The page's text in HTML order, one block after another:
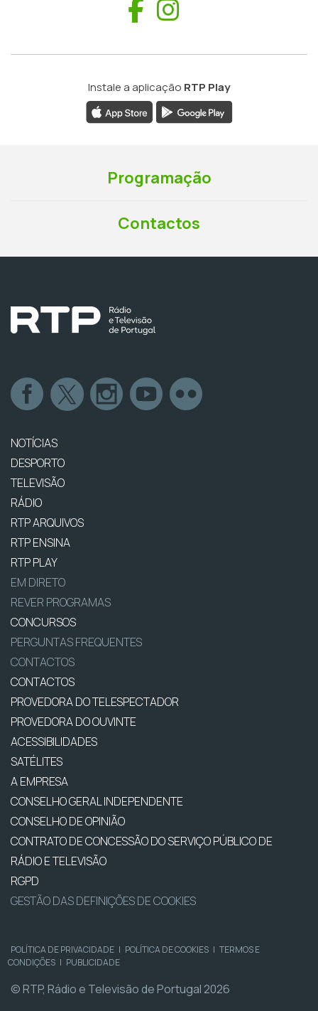
Facebook
Instale a aplicação RTP Play
Programação
Contactos
NOTÍCIAS
DESPORTO
TELEVISÃO
RÁDIO
RTP ARQUIVOS
RTP ENSINA
RTP PLAY
EM DIRETO
REVER PROGRAMAS
CONCURSOS
PERGUNTAS FREQUENTES
CONTACTOS
CONTACTOS
PROVEDORA DO TELESPECTADOR
PROVEDORA DO OUVINTE
ACESSIBILIDADES
SATÉLITES
A EMPRESA
CONSELHO GERAL INDEPENDENTE
CONSELHO DE OPINIÃO
CONTRATO DE CONCESSÃO DO SERVIÇO PÚBLICO DE
RÁDIO E TELEVISÃO
RGPD
GESTÃO DAS DEFINIÇÕES DE COOKIES
POLÍTICA DE PRIVACIDADE | POLÍTICA DE COOKIES | TERMOS E
CONDIÇÕES | PUBLICIDADE
© RTP, Rádio e Televisão de Portugal 2026